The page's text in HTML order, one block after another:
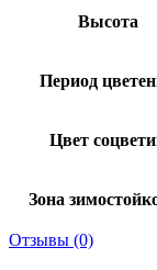
Высота
Период
Цвет
Зона
Отзывы (0)